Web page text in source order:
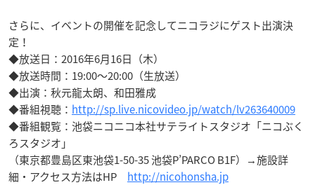
さらに、イベントの開催を記念してニコラジにゲスト出演決
定！
◆放送日：2016年6月16日（木）
◆放送時間：19:00～20:00（生放送）
◆出演：秋元龍太朗、和田雅成
◆番組視聴： http://sp.live.nicovideo.jp/watch/lv263640009
◆番組観覧：池袋ニコニコ本社サテライトスタジオ「ニコぶく
ろスタジオ」
（東京都豊島区東池袋1-50-35 池袋P’PARCO B1F）→施設詳
細・アクセス方法はHP http://nicohonsha.jp